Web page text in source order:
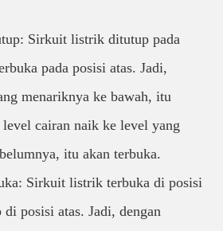
Sirkuit listrik ditutup pada
pada posisi atas. Jadi,
menariknya ke bawah, itu
cairan naik ke level yang
itu akan terbuka.
Sirkuit listrik terbuka di posisi
posisi atas. Jadi, dengan